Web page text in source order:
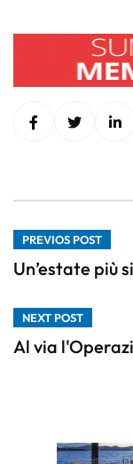
PREVIOS POST
Un’estate più
NEXT POST
Al via